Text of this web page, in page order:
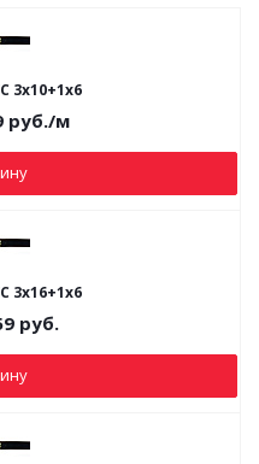
3х10+1х6
руб./м
3х16+1х6
руб.